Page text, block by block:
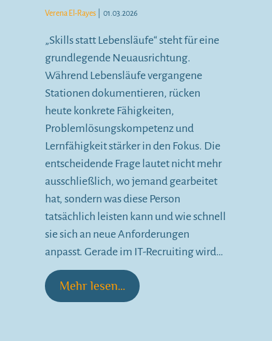
Verena El-Rayes 01.03.2026
„Skills statt Lebensläufe“ steht für eine
grundlegende Neuausrichtung.
Während Lebensläufe vergangene
Stationen dokumentieren, rücken
heute konkrete Fähigkeiten,
Problemlösungskompetenz und
Lernfähigkeit stärker in den Fokus. Die
entscheidende Frage lautet nicht mehr
ausschließlich, wo jemand gearbeitet
hat, sondern was diese Person
tatsächlich leisten kann und wie schnell
sie sich an neue Anforderungen
anpasst. Gerade im IT-Recruiting wird…
Mehr lesen...